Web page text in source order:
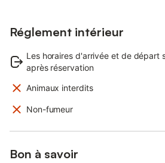
Réglement intérieur
Les horaires d'arrivée et de départ
après réservation
Animaux interdits
Non-fumeur
Bon à savoir